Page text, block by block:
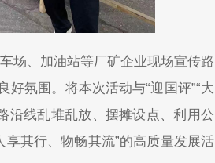
场、加油站等厂矿企业现场宣传路
氛围。将本次活动与“迎国评”“大
沿线乱堆乱放、摆摊设点、利用公
其行、物畅其流”的高质量发展活